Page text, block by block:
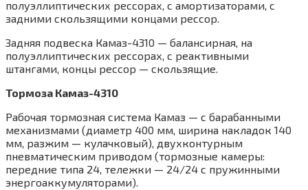
полуэллиптических рессорах, с амортизаторами, с
задними скользящими концами рессор.
Задняя подвеска Камаз-4310 — балансирная, на
полуэллиптических рессорах, с реактивными
штангами, концы рессор — скользящие.
Тормоза Камаз-4310
Рабочая тормозная система Камаз — с барабанными
механизмами (диаметр 400 мм, ширина накладок 140
мм, разжим — кулачковый), двухконтурным
пневматическим приводом (тормозные камеры:
передние типа 24, тележки — 24/24 с пружинными
энергоаккумуляторами).